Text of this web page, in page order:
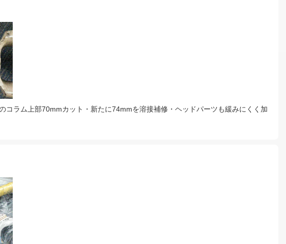
ラム上部70mmカット・新たに74mmを溶接補修・ヘッドパーツも緩みにくく加